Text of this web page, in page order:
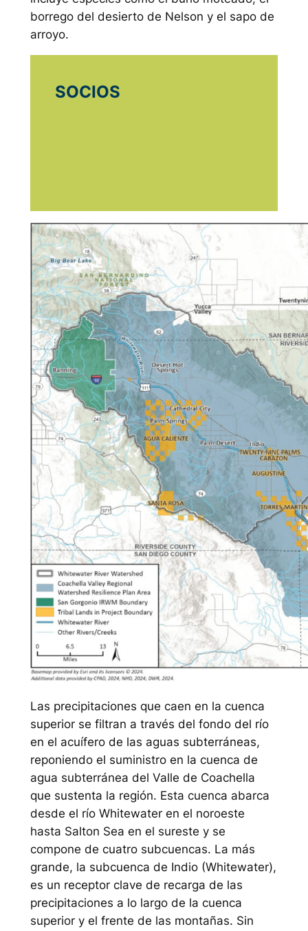
borrego del desierto de Nelson y el sapo de
arroyo.
SOCIOS
Las precipitaciones que caen en la cuenca
superior se filtran a través del fondo del río
en el acuífero de las aguas subterráneas,
reponiendo el suministro en la cuenca de
agua subterránea del Valle de Coachella
que sustenta la región. Esta cuenca abarca
desde el río Whitewater en el noroeste
hasta Salton Sea en el sureste y se
compone de cuatro subcuencas. La más
grande, la subcuenca de Indio (Whitewater),
es un receptor clave de recarga de las
precipitaciones a lo largo de la cuenca
superior y el frente de las montañas. Sin